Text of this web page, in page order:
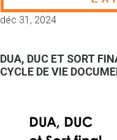
déc 31, 2024
DUA, DUC ET SORT
CYCLE DE VIE